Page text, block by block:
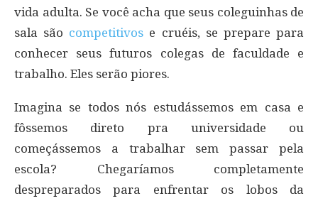
vida adulta. Se você acha que seus coleguinhas de
sala são competitivos e cruéis, se prepare para
conhecer seus futuros colegas de faculdade e
trabalho. Eles serão piores.
Imagina se todos nós estudássemos em casa e
fôssemos direto pra universidade ou
começássemos a trabalhar sem passar pela
escola? Chegaríamos completamente
despreparados para enfrentar os lobos da